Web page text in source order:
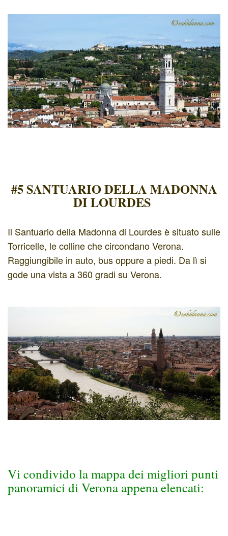
#5 SANTUARIO DELLA MADONNA
DI LOURDES
Il Santuario della Madonna di Lourdes è situato sulle
Torricelle, le colline che circondano Verona.
Raggiungibile in auto, bus oppure a piedi. Da lì si
gode una vista a 360 gradi su Verona.
Vi condivido la mappa dei migliori punti
panoramici di Verona appena elencati: